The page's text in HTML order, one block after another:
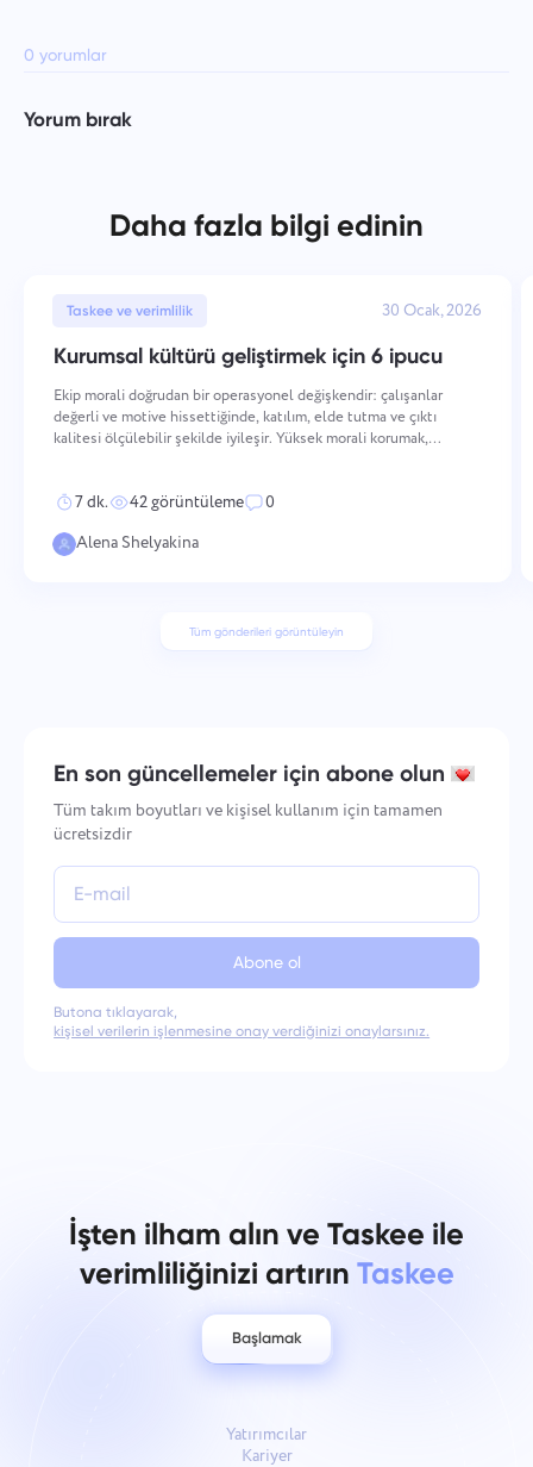
0 yorumlar
Yorum bırak
Daha fazla bilgi edinin
Taskee ve verimlilik 30 Ocak, 2026
Kurumsal kültürü geliştirmek için 6 ipucu
Ekip morali doğrudan bir operasyonel değişkendir: çalışanlar
değerli ve motive hissettiğinde, katılım, elde tutma ve çıktı
kalitesi ölçülebilir şekilde iyileşir. Yüksek morali korumak,
7 dk. 42 görüntüleme
0
Alena Shelyakina
Tüm gönderileri görüntüleyin
En son güncellemeler için abone olun
Tüm takım boyutları ve kişisel kullanım için tamamen
ücretsizdir
Abone ol
Butona tıklayarak,
kişisel verilerin işlenmesine onay verdiğinizi onaylarsınız.
İşten ilham alın ve Taskee ile
verimliliğinizi artırın Taskee
Başlamak
Yatırımcılar
Kariyer